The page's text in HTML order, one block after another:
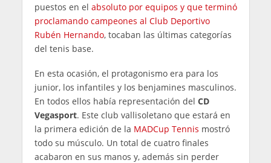
puestos en el absoluto por equipos y que terminó
proclamando campeones al Club Deportivo
Rubén Hernando, tocaban las últimas categorías
del tenis base.
En esta ocasión, el protagonismo era para los
junior, los infantiles y los benjamines masculinos.
En todos ellos había representación del CD
Vegasport. Este club vallisoletano que estará en
la primera edición de la MADCup Tennis mostró
todo su músculo. Un total de cuatro finales
acabaron en sus manos y, además sin perder